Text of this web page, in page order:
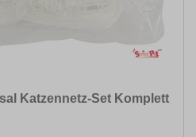
Katzennetz-Set Komplett